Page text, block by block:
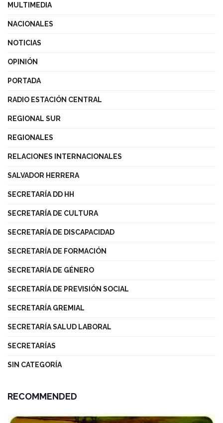
MULTIMEDIA
NACIONALES
NOTICIAS
OPINIÓN
PORTADA
RADIO ESTACIÓN CENTRAL
REGIONAL SUR
REGIONALES
RELACIONES INTERNACIONALES
SALVADOR HERRERA
SECRETARÍA DD HH
SECRETARÍA DE CULTURA
SECRETARÍA DE DISCAPACIDAD
SECRETARÍA DE FORMACIÓN
SECRETARÍA DE GÉNERO
SECRETARÍA DE PREVISIÓN SOCIAL
SECRETARÍA GREMIAL
SECRETARÍA SALUD LABORAL
SECRETARÍAS
SIN CATEGORÍA
RECOMMENDED